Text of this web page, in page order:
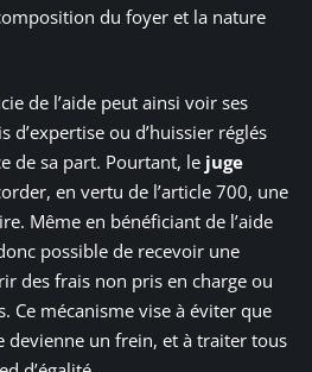
du foyer et la nature
de l’aide peut ainsi voir ses
d’expertise ou d’huissier réglés
de sa part. Pourtant, le juge
en vertu de l’article 700, une
Même en bénéficiant de l’aide
possible de recevoir une
des frais non pris en charge ou
Ce mécanisme vise à éviter que
devienne un frein, et à traiter tous